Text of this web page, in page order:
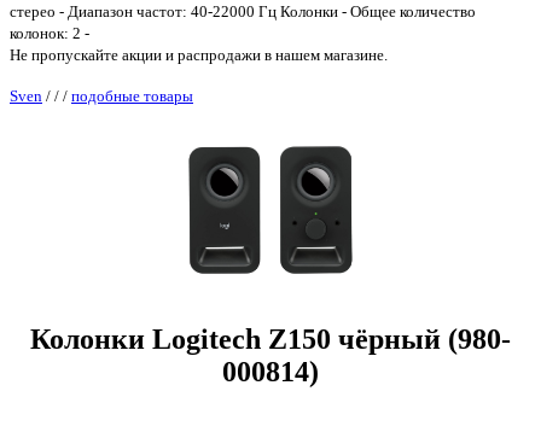
стерео - Диапазон частот: 40-22000 Гц Колонки - Общее количество
колонок: 2 -
Не пропускайте акции и распродажи в нашем магазине.
Sven / / / подобные товары
Колонки Logitech Z150 чёрный (980-
000814)